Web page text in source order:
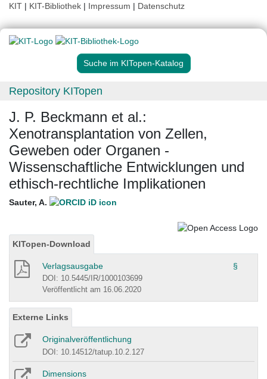
KIT | KIT-Bibliothek | Impressum | Datenschutz
Suche im KITopen-Katalog
Repository KITopen
J. P. Beckmann et al.:
Xenotransplantation von Zellen,
Geweben oder Organen -
Wissenschaftliche Entwicklungen und
ethisch-rechtliche Implikationen
Sauter, A.
KITopen-Download
Verlagsausgabe §
DOI: 10.5445/IR/1000103699
Veröffentlicht am 16.06.2020
Externe Links
Originalveröffentlichung
DOI: 10.14512/tatup.10.2.127
Dimensions